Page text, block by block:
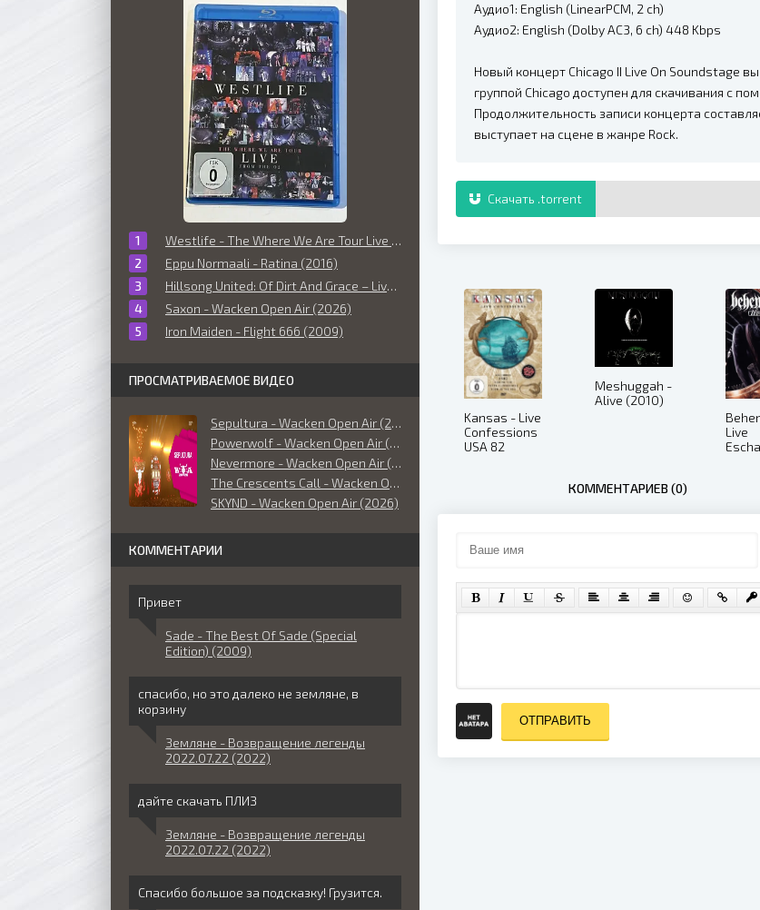
Аудио1: English (LinearPCM, 2 ch)
Аудио2: English (Dolby AC3, 6 ch) 448 Kbps
Новый концерт Chicago II Live On Soundstage
группой Chicago доступен для скачивания с
Продолжительность записи концерта
выступает на сцене в жанре Rock.
Скачать .torrent
Kansas - Live
Confessions
USA 82
Meshuggah -
Alive (2010)
Live
КОММЕНТАРИЕВ (0)
ОТПРАВИТЬ
Westlife - The Where We Are Tour Live From The O2 (2010)
Eppu Normaali - Ratina (2016)
Hillsong United: Of Dirt And Grace – Live From The Land (2016)
Saxon - Wacken Open Air (2026)
Iron Maiden - Flight 666 (2009)
ПРОСМАТРИВАЕМОЕ ВИДЕО
Sepultura - Wacken Open Air (2026)
Powerwolf - Wacken Open Air (2026)
Nevermore - Wacken Open Air (2026)
The Crescents Call - Wacken Open Air (2026)
SKYND - Wacken Open Air (2026)
КОММЕНТАРИИ
Привет
Sade - The Best Of Sade (Special
Edition) (2009)
спасибо, но это далеко не земляне, в
корзину
Земляне - Возвращение легенды
2022.07.22 (2022)
дайте скачать ПЛИЗ
Земляне - Возвращение легенды
2022.07.22 (2022)
Спасибо большое за подсказку! Грузится.